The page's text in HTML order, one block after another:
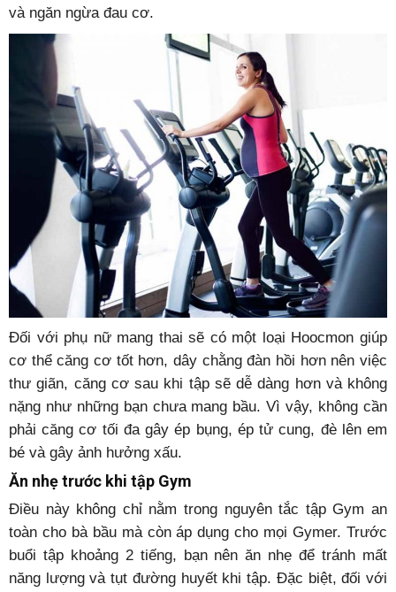
và ngăn ngừa đau cơ.
Đối với phụ nữ mang thai sẽ có một loại Hoocmon giúp
cơ thể căng cơ tốt hơn, dây chằng đàn hồi hơn nên việc
thư giãn, căng cơ sau khi tập sẽ dễ dàng hơn và không
nặng như những bạn chưa mang bầu. Vì vậy, không cần
phải căng cơ tối đa gây ép bụng, ép tử cung, đè lên em
bé và gây ảnh hưởng xấu.
Ăn nhẹ trước khi tập Gym
Điều này không chỉ nằm trong nguyên tắc tập Gym an
toàn cho bà bầu mà còn áp dụng cho mọi Gymer. Trước
buổi tập khoảng 2 tiếng, bạn nên ăn nhẹ để tránh mất
năng lượng và tụt đường huyết khi tập. Đặc biệt, đối với